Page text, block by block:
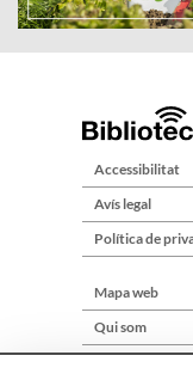
Accessibilitat
Avís legal
Política de
Mapa web
Qui som